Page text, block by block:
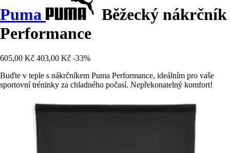
Puma
Běžecký nákrčník
Performance
605,00 Kč 403,00 Kč -33%
Buďte v teple s nákrčníkem Puma Performance, ideálním pro vaše
sportovní tréninky za chladného počasí. Nepřekonatelný komfort!